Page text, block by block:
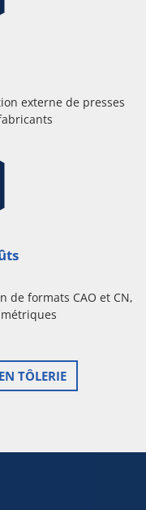
externe de presses
de formats CAO et CN,
TÔLERIE